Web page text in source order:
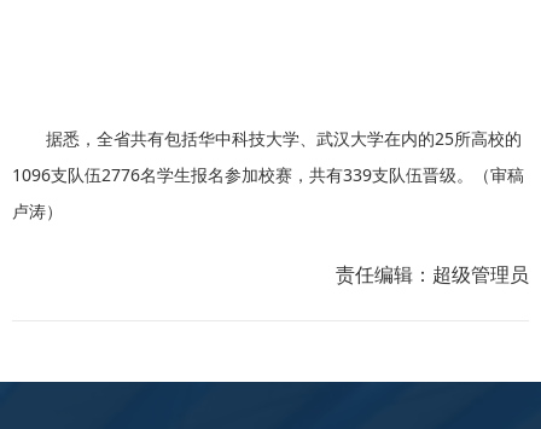
据悉，全省共有包括华中科技大学、武汉大学在内的25所高校的
1096支队伍2776名学生报名参加校赛，共有339支队伍晋级。（审稿
卢涛）
责任编辑：超级管理员